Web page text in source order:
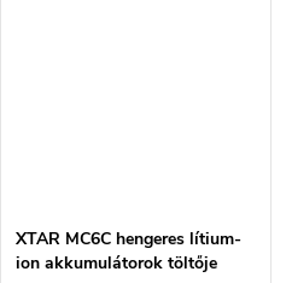
XTAR MC6C hengeres lítium-
ion akkumulátorok töltője